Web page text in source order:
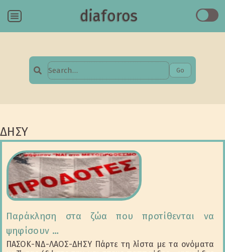
Menu diaforos
Search
Go
ΔΗΣΥ
Παράκληση στα ζώα που προτίθενται να
ψηφίσουν …
ΠΑΣΟΚ-ΝΔ-ΛΑΟΣ-ΔΗΣΥ Πάρτε τη λίστα με τα ονόματα